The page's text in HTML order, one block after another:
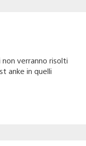
verranno risolti
anke in quelli